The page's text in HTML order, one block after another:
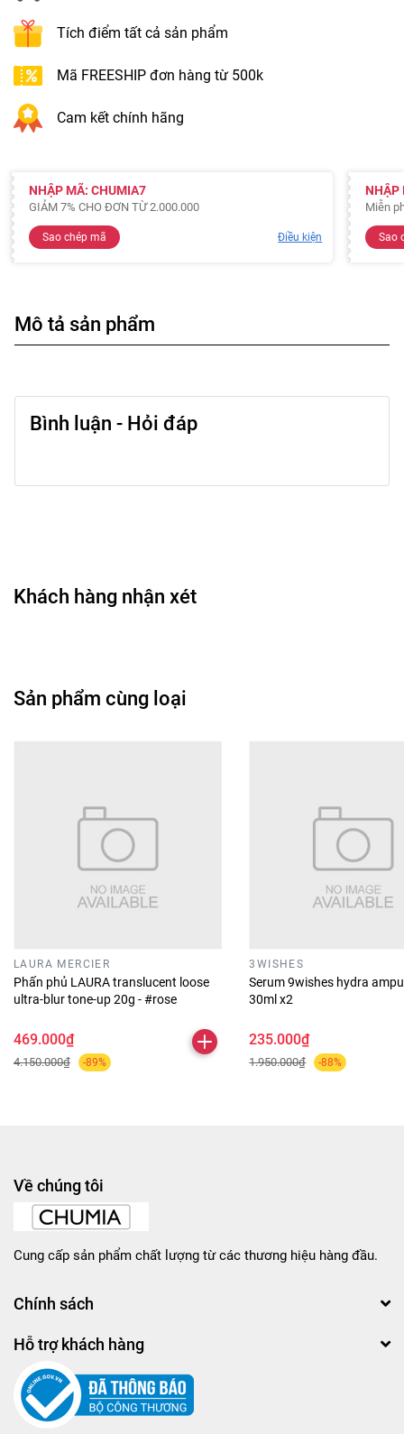
Tích điểm tất cả sản phẩm
Mã FREESHIP đơn hàng từ 500k
Cam kết chính hãng
NHẬP MÃ: CHUMIA7
GIẢM 7% CHO ĐƠN TỪ 2.000.000
Sao chép mã Điều kiện
NHẬP
Miễn
Sao
Mô tả sản phẩm
Bình luận - Hỏi đáp
Khách hàng nhận xét
Sản phẩm cùng loại
LAURA MERCIER
Phấn phủ LAURA translucent loose
ultra-blur tone-up 20g - #rose
469.000₫
4.150.000₫ -89%
3WISHES
Serum 9wishes hydra
30ml x2
235.000₫
1.950.000₫ -88%
Về chúng tôi
Cung cấp sản phẩm chất lượng từ các thương hiệu hàng đầu.
Chính sách
Hỗ trợ khách hàng